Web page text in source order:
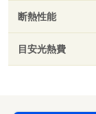
断熱性能
目安光熱費